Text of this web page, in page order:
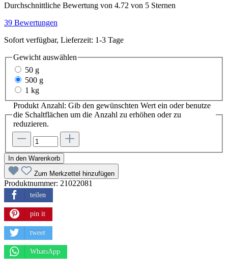
Durchschnittliche Bewertung von 4.72 von 5 Sternen
39 Bewertungen
Sofort verfügbar, Lieferzeit: 1-3 Tage
Gewicht auswählen
50 g
500 g
1 kg
Produkt Anzahl: Gib den gewünschten Wert ein oder benutze
die Schaltflächen um die Anzahl zu erhöhen oder zu
reduzieren.
In den Warenkorb
Zum Merkzettel hinzufügen
Produktnummer: 21022081
teilen
pin it
tweet
WhatsApp